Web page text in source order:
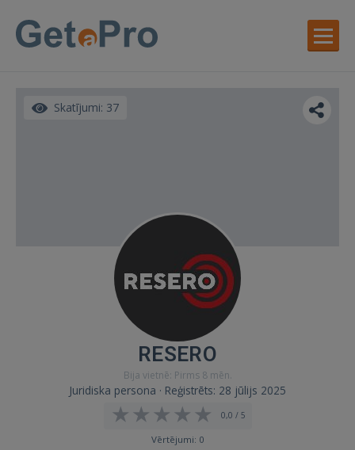
Skatījumi: 37
RESERO
Bija vietnē: Pirms 8 mēn.
Juridiska persona · Reģistrēts: 28 jūlijs 2025
0,0 / 5
Vērtējumi: 0